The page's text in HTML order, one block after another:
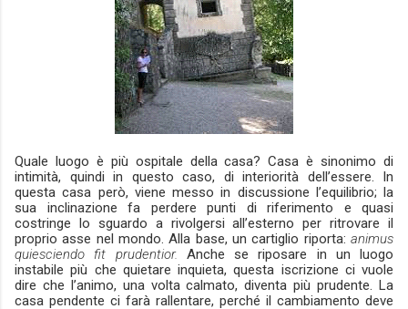
Quale luogo è più ospitale della casa? Casa è sinonimo di
intimità, quindi in questo caso, di interiorità dell’essere. In
questa casa però, viene messo in discussione l’equilibrio; la
sua inclinazione fa perdere punti di riferimento e quasi
costringe lo sguardo a rivolgersi all’esterno per ritrovare il
proprio asse nel mondo. Alla base, un cartiglio riporta: animus
quiesciendo fit prudentior. Anche se riposare in un luogo
instabile più che quietare inquieta, questa iscrizione ci vuole
dire che l’animo, una volta calmato, diventa più prudente. La
casa pendente ci farà rallentare, perché il cambiamento deve